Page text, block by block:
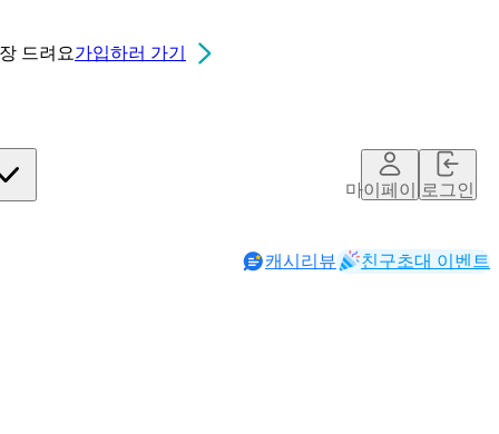
드려요가입하러 가기
마이페이지로그인
캐시리뷰 친구초대 이벤트